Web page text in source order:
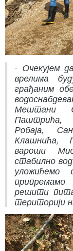
- Очекујем
врелима
грађаним
Мештани
Паштрића,
Робаја,
Клашнића,
вароши
стабилно
решити
територији